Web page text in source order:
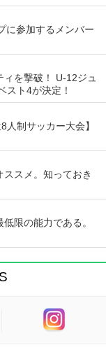
に参加するメンバー
を撃破！ U-12ジュ
スト4が決定！
人制サッカー大会】
スメ。知っておき
限の能力である。